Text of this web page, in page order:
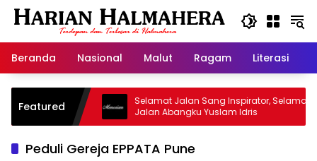
Langsung
Beranda
Nasional Malut Ragam Literasi
Featured
Warisan
Selamat Jalan Sang Inspirator, Selamat
Jalan Abangku Yuslam Idris
Peduli Gereja EPPATA Pune